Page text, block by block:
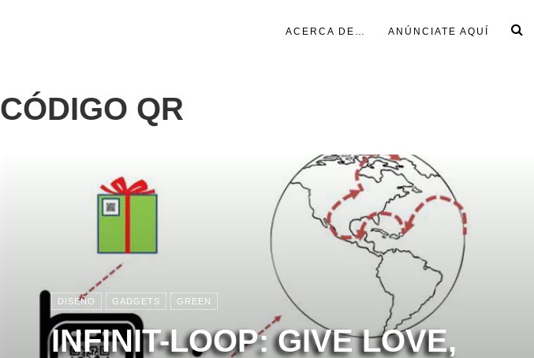
ACERCA DE… ANÚNCIATE AQUÍ
CÓDIGO QR
DISEÑO GADGETS GREEN
INFINIT-LOOP: GIVE LOVE,